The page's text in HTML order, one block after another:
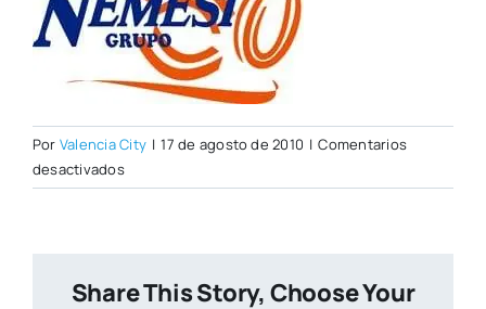
Por Valencia City | 17 de agosto de 2010 | Comentarios
desactivadosen
nemlogo1.jpg
Share This Story, Choose Your